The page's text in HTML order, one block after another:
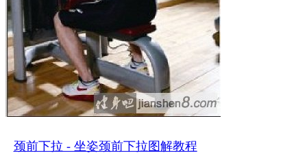
颈前下拉 - 坐姿颈前下拉图解教程